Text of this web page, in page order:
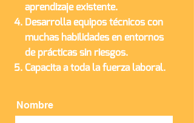
aprendizaje existente.
Desarrolla equipos técnicos con
muchas habilidades en entornos
de prácticas sin riesgos.
Capacita a toda la fuerza laboral.
Nombre